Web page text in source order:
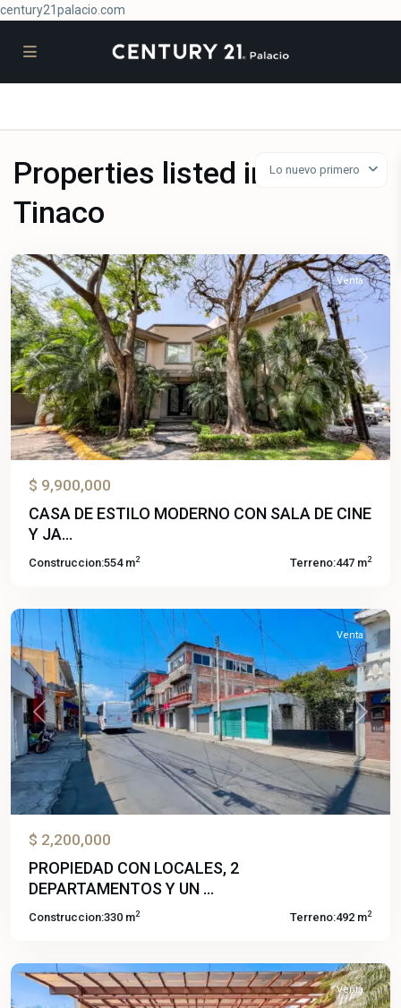
century21palacio.com
Lo nuevo primero
Properties listed in
Tinaco
Palmira
Previous Next
Venta
$ 9,900,000
CASA DE ESTILO MODERNO CON SALA DE CINE
Y JA...
Construccion:554 m2 Terreno:447 m2
Altavista,
Previous Next
Venta
$ 2,200,000
PROPIEDAD CON LOCALES, 2
DEPARTAMENTOS Y UN ...
Construccion:330 m2 Terreno:492 m2
Jojutla
De
Centro
Venta